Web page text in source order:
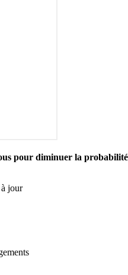
pour diminuer la
à jour